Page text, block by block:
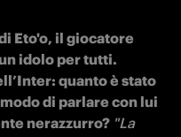
Eto'o, il giocatore
idolo per tutti.
quanto è stato
di parlare con lui
nerazzurro? "La